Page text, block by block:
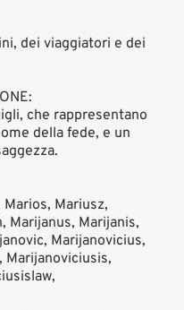
dei viaggiatori e dei
che rappresentano
della fede, e un
Mariusz,
Marijanus, Marijanis,
Marijanovicius,
Marijanoviciusis,